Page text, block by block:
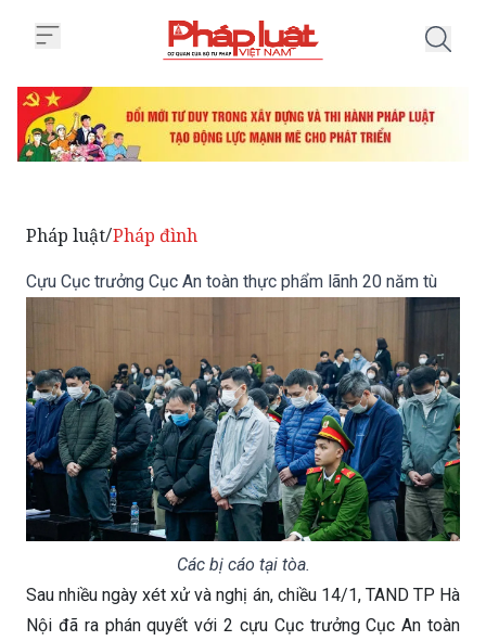
Pháp luật/Pháp đình
Cựu Cục trưởng Cục An toàn thực phẩm lãnh 20 năm tù
Các bị cáo tại tòa.
Sau nhiều ngày xét xử và nghị án, chiều 14/1, TAND TP Hà
Nội đã ra phán quyết với 2 cựu Cục trưởng Cục An toàn